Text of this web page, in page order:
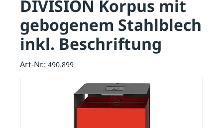
DIVISION Korpus mit
gebogenem Stahlblech
inkl. Beschriftung
Art-Nr.: 490.899